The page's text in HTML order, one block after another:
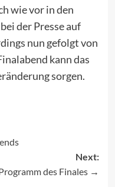
wie vor in den
der Presse auf
nun gefolgt von
kann das
sorgen.
Next:
des Finales